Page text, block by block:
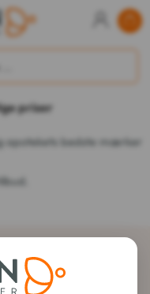
priser
bedste mærker